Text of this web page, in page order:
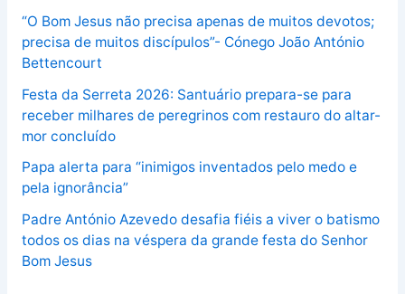
“O Bom Jesus não precisa apenas de muitos devotos;
precisa de muitos discípulos”- Cónego João António
Bettencourt
Festa da Serreta 2026: Santuário prepara-se para
receber milhares de peregrinos com restauro do altar-
mor concluído
Papa alerta para “inimigos inventados pelo medo e
pela ignorância”
Padre António Azevedo desafia fiéis a viver o batismo
todos os dias na véspera da grande festa do Senhor
Bom Jesus